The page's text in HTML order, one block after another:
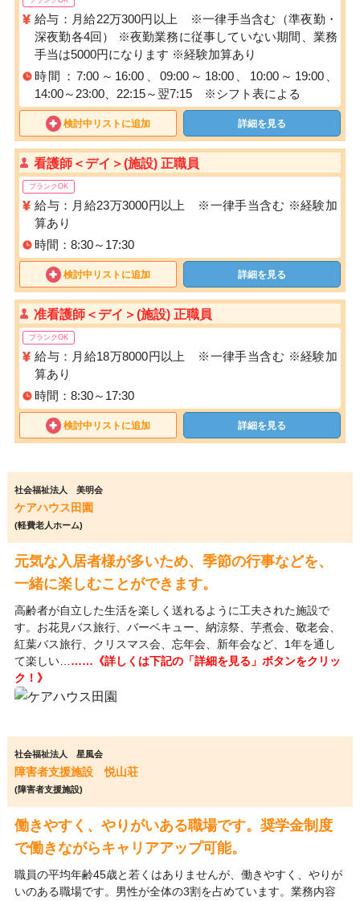
給与：月給22万300円以上 ※一律手当含む（準夜勤・
深夜勤各4回） ※夜勤業務に従事していない期間、業務
手当は5000円になります ※経験加算あり
時間：7:00～16:00、09:00～18:00、10:00～19:00、
14:00～23:00、22:15～翌7:15 ※シフト表による
検討中リストに追加 詳細を見る
看護師＜デイ＞(施設) 正職員
ブランクOK
給与：月給23万3000円以上 ※一律手当含む ※経験加
算あり
時間：8:30～17:30
検討中リストに追加 詳細を見る
准看護師＜デイ＞(施設) 正職員
ブランクOK
給与：月給18万8000円以上 ※一律手当含む ※経験加
算あり
時間：8:30～17:30
検討中リストに追加 詳細を見る
社会福祉法人 美明会
ケアハウス田園
(軽費老人ホーム)
元気な入居者様が多いため、季節の行事などを、
一緒に楽しむことができます。
高齢者が自立した生活を楽しく送れるように工夫された施設で
す。お花見バス旅行、バーベキュー、納涼祭、芋煮会、敬老会、
紅葉バス旅行、クリスマス会、忘年会、新年会など、1年を通し
て楽しい… ……《詳しくは下記の「詳細を見る」ボタンをクリッ
ク！》
社会福祉法人 星風会
障害者支援施設 悦山荘
(障害者支援施設)
働きやすく、やりがいある職場です。奨学金制度
で働きながらキャリアアップ可能。
職員の平均年齢45歳と若くはありませんが、働きやすく、やりが
いのある職場です。男性が全体の3割を占めています。業務内容